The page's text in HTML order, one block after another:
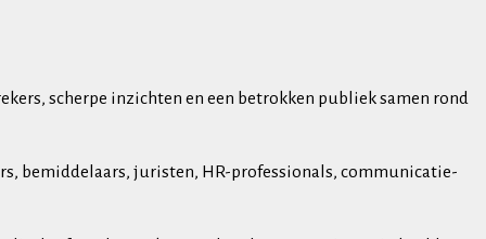
scherpe inzichten en een betrokken publiek samen rond
bemiddelaars, juristen, HR-professionals, communicatie-